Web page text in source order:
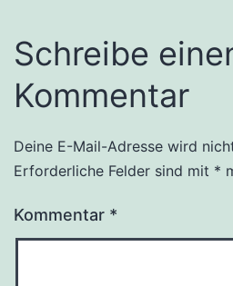
Schreibe
Kommentar
Deine E-Mail-Adresse wird
Erforderliche Felder sind mit *
Kommentar *